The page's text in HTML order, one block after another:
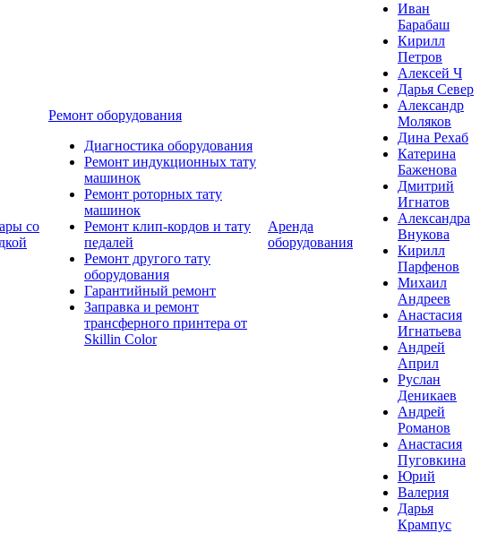
со
Ремонт оборудования
Диагностика оборудования
Ремонт индукционных тату
машинок
Ремонт роторных тату
машинок
Ремонт клип-кордов и тату
педалей
Ремонт другого тату
оборудования
Гарантийный ремонт
Заправка и ремонт
трансферного принтера от
Skillin Color
Аренда
оборудования
Иван
Барабаш
Кирилл
Петров
Алексей Ч
Дарья Север
Александр
Моляков
Дина Рехаб
Катерина
Баженова
Дмитрий
Игнатов
Александра
Внукова
Кирилл
Парфенов
Михаил
Андреев
Анастасия
Игнатьева
Андрей
Април
Руслан
Деникаев
Андрей
Романов
Анастасия
Пуговкина
Юрий
Валерия
Дарья
Крампус